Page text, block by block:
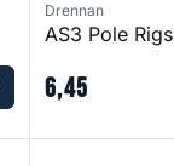
Drennan
AS3 Pole Rigs
6,45